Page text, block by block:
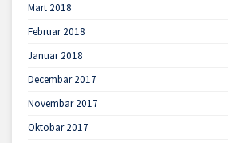
Mart 2018
Februar 2018
Januar 2018
Decembar 2017
Novembar 2017
Oktobar 2017